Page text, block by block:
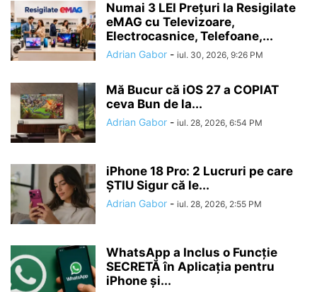
Numai 3 LEI Prețuri la Resigilate
eMAG cu Televizoare,
Electrocasnice, Telefoane,...
Adrian Gabor - iul. 30, 2026, 9:26 PM
Mă Bucur că iOS 27 a COPIAT
ceva Bun de la...
Adrian Gabor - iul. 28, 2026, 6:54 PM
iPhone 18 Pro: 2 Lucruri pe care
ȘTIU Sigur că le...
Adrian Gabor - iul. 28, 2026, 2:55 PM
WhatsApp a Inclus o Funcție
SECRETĂ în Aplicația pentru
iPhone și...